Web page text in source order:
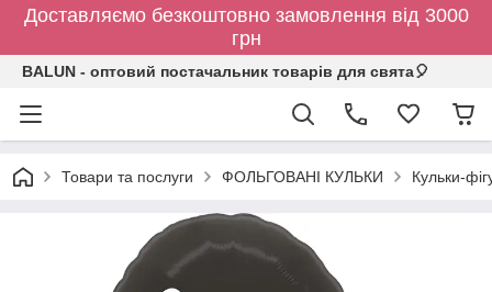
Доставляємо безкоштовно замовлення від 3000
грн
BALUN - оптовий постачальник товарів для свята🎈
Товари та послуги ФОЛЬГОВАНІ КУЛЬКИ Кульки-